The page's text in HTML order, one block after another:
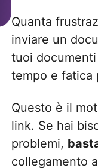
Quanta
inviare un
tuoi
tempo e fatica
Questo è il
link. Se hai
problemi,
collegamento